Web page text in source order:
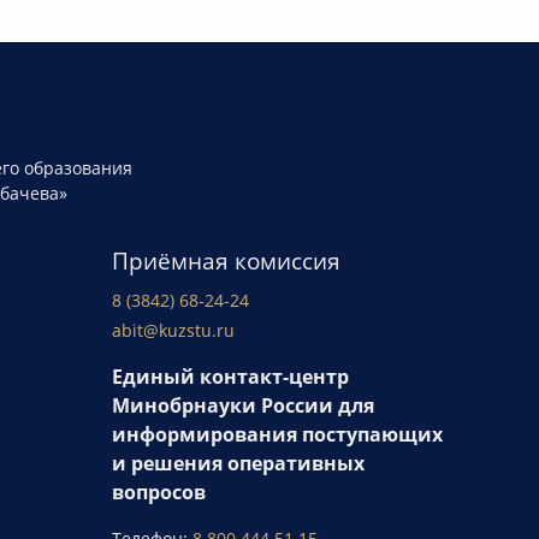
образования
Приёмная комиссия
8 (3842) 68-24-24
abit@kuzstu.ru
Единый контакт-центр
Минобрнауки России для
информирования поступающих
и решения оперативных
вопросов